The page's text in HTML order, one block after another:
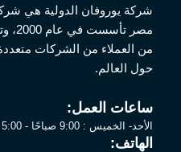
شركة يوروفان الدولية هي
مصر
من العملاء من الشركات
حول العالم.
ساعات العمل:
الأحد- الخميس : 9:00 صباحًا - 5:00 مساءًا
الهاتف: